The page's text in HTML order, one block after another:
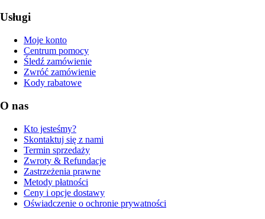
Usługi
Moje konto
Centrum pomocy
Śledź zamówienie
Zwróć zamówienie
Kody rabatowe
O nas
Kto jesteśmy?
Skontaktuj się z nami
Termin sprzedaży
Zwroty & Refundacje
Zastrzeżenia prawne
Metody płatności
Ceny i opcje dostawy
Oświadczenie o ochronie prywatności